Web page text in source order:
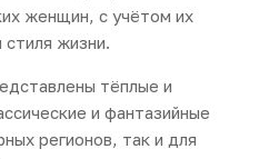
женщин, с учётом их
жизни.
тёплые и
и фантазийные
регионов, так и для